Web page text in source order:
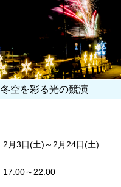
冬空を彩る光の競演
2月3日(土)～2月24日(土)
17:00～22:00